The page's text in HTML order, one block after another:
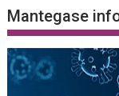
Mantegase